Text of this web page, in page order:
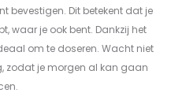
bevestigen. Dit betekent dat je
waar je ook bent. Dankzij het
om te doseren. Wacht niet
zodat je morgen al kan gaan